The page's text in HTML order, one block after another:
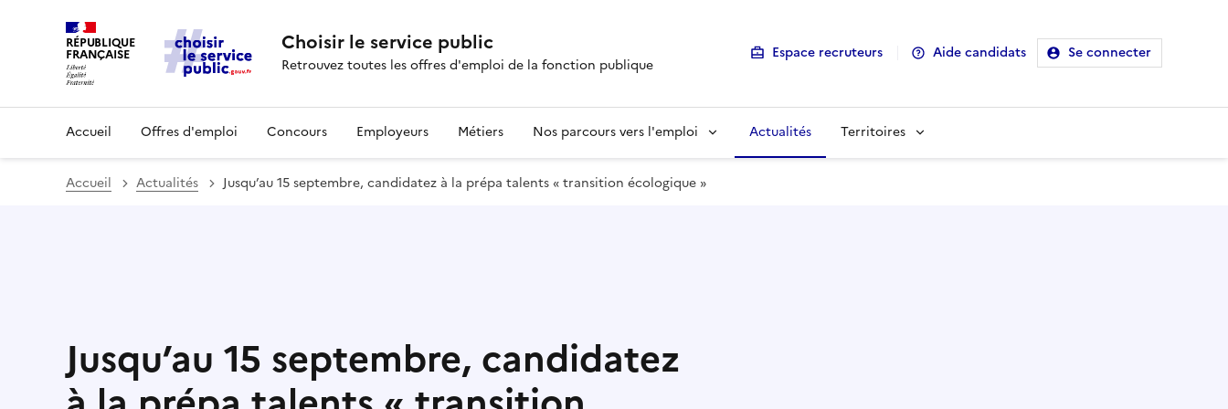
RÉPUBLIQUE
FRANÇAISE Choisir le service public
Retrouvez toutes les offres d'emploi de la fonction publique
Espace recruteurs Aide candidats Se connecter
Accueil Offres d'emploi Concours Employeurs Métiers Nos parcours vers l'emploi Actualités Territoires
Accueil Actualités Jusqu’au 15 septembre, candidatez à la prépa talents « transition écologique »
Jusqu’au 15 septembre, candidatez